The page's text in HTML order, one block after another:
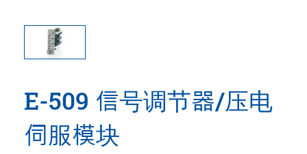
E-509 信号调节器/压电
伺服模块